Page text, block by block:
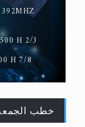
حقيقة
H 2/3
H 7/8
خطب الجمعة